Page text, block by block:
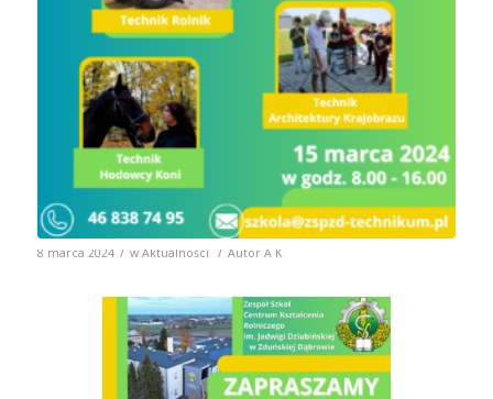
8 marca 2024 / w Aktualności / Autor A K